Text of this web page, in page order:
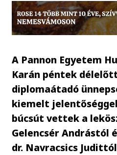
A Pannon Egyetem
Karán péntek
diplomaátadó
kiemelt
búcsút vettek a
Gelencsér Andrástól
dr. Navracsics